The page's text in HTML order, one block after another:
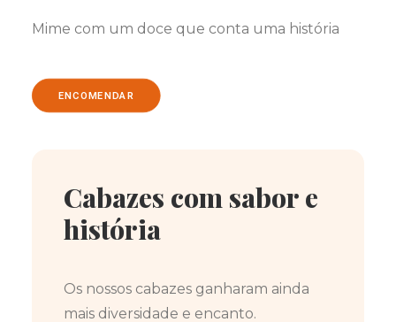
Mime com um doce que conta uma história
ENCOMENDAR
Cabazes com sabor e
história
Os nossos cabazes ganharam ainda
mais diversidade e encanto.